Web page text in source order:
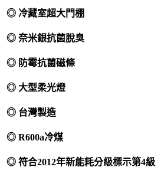
◎ 冷藏室超大門棚
◎ 奈米銀抗菌脫臭
◎ 防霉抗菌磁條
◎ 大型柔光燈
◎ 台灣製造
◎ R600a冷煤
◎ 符合2012年新能耗分級標示第4級